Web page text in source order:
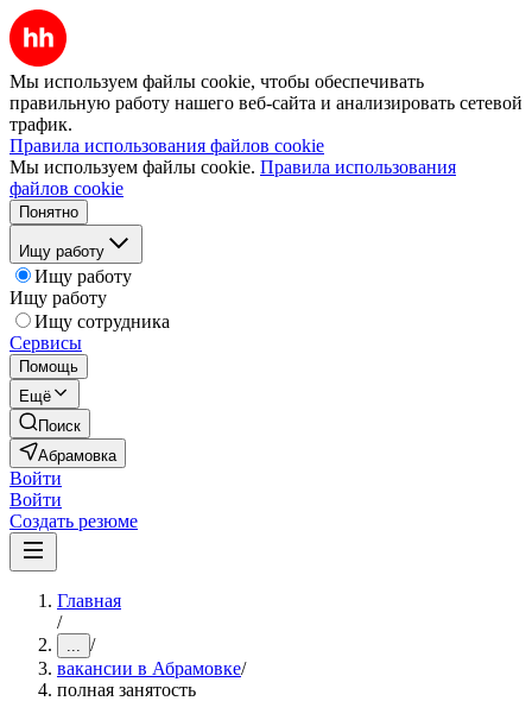
Мы используем файлы cookie, чтобы обеспечивать
правильную работу нашего веб-сайта и анализировать сетевой
трафик.
Правила использования файлов cookie
Мы используем файлы cookie. Правила использования
файлов cookie
Понятно
Ищу работу
Ищу работу
Ищу работу
Ищу сотрудника
Сервисы
Помощь
Ещё
Поиск
Абрамовка
Войти
Войти
Создать резюме
Главная
/
... /
вакансии в Абрамовке/
полная занятость